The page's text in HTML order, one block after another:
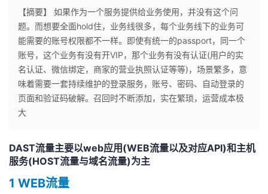
个
人
主
页
我
的
开
【摘要】 如果作为一个服务提供给业务使用，并没有这个问
题。而想要全面hold住，业务线很多，每个业务线下的业务可
能需要的账号权限都不一样。即使有统一的passport，同一个
账号，这个业务有没有开VIP，那个业务有没有认证(用户的实
名认证、微信绑定，商家的营业执照认证等等)，场景繁多，意
味着需要一套持续维护的登录服务，账号、密码、自动登录的
页面和验证码破解。召回时不断添加，实在繁琐，运营成本极
大
DAST流量主要以web应用(WEB流量以及对应API)和主机
服务(HOST流量与域名流量)为主
1 WEB流量